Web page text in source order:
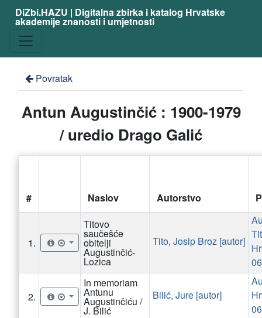
DiZbi.HAZU | Digitalna zbirka i katalog Hrvatske
akademije znanosti i umjetnosti
Povratak
Antun Augustinčić : 1900-1979
/ uredio Drago Galić
# Naslov Autorstvo
1.
Titovo
saučešće
obitelji
Augustinčić-
Lozica
Tito, Josip Broz [autor]
2.
In memoriam
Antunu
Augustinčiću /
J. Bilić
Bilić, Jure [autor]